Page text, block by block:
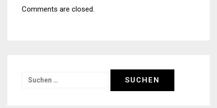
Comments are closed.
Suchen